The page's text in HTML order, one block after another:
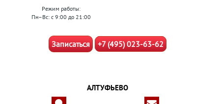
Режим работы:
Пн–Вс: с 9:00 до 21:00
Записаться +7 (495) 023-63-62
АЛТУФЬЕВО